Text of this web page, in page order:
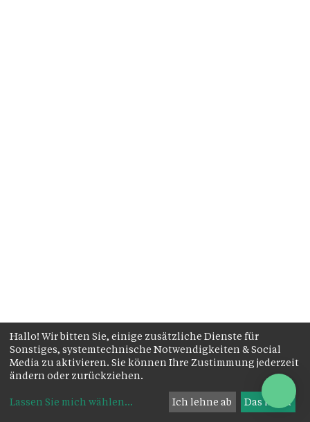
Hallo! Wir bitten Sie, einige zusätzliche Dienste für
Sonstiges, systemtechnische Notwendigkeiten & Social
Media zu aktivieren. Sie können Ihre Zustimmung jederzeit
ändern oder zurückziehen.
Lassen Sie mich wählen... Ich lehne ab Das ist ok